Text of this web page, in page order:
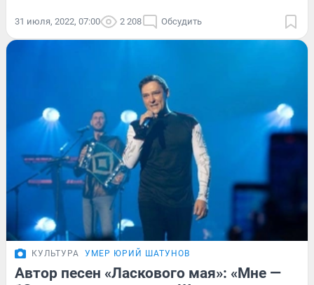
31 июля, 2022, 07:00 2 208 Обсудить
КУЛЬТУРА УМЕР ЮРИЙ ШАТУНОВ
Автор песен «Ласкового мая»: «Мне —